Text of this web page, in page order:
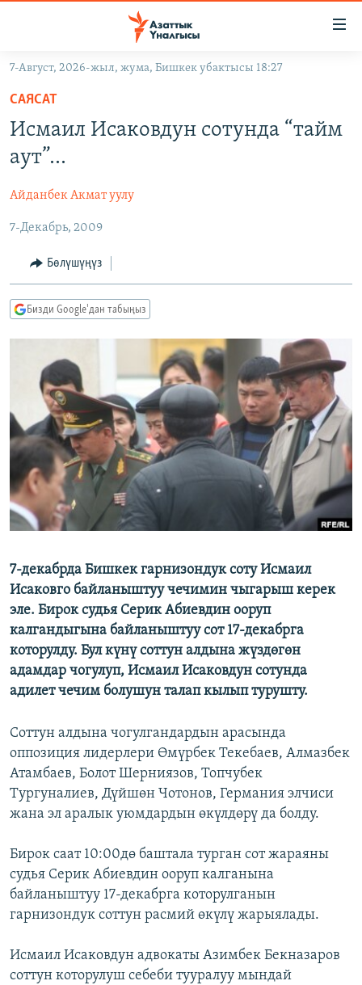
Навигацияга
өтүңүз
Издөөгө
салыңызКЫРГЫЗСТАН
ЭКОНОМИКА
МАДАНИЯТ
ДҮЙНӨ
БОРБОР АЗИЯ
УКРАИНА
АТАЙЫН ИЛИКТӨӨ
ТВ ПРОГРАММАЛАР
БҮГҮН АЗАТТЫКТА
БИЗ ЖАНА ДҮЙНӨ
ЭЖЕ-СИҢДИЛЕР
АЗАТТЫК+
ЫҢГАЙСЫЗ СУРООЛОР
ПОДКАСТ
ӨЗГӨЧӨ ПИКИР
ОНЛАЙН ШЕРИНЕ
ЭЕ/АРнун бардык сайттары
7-Август, 2026-жыл, жума, Бишкек убактысы 18:27
САЯСАТ
Исмаил Исаковдун сотунда “тайм
аут”...
Айданбек Акмат уулу
7-Декабрь, 2009
Бөлүшүңүз
Бизди Google'дан табыңыз
7-декабрда Бишкек гарнизондук соту Исмаил
Исаковго байланыштуу чечимин чыгарыш керек
эле. Бирок судья Серик Абиевдин ооруп
калгандыгына байланыштуу сот 17-декабрга
которулду. Бул күнү соттун алдына жүздөгөн
адамдар чогулуп, Исмаил Исаковдун сотунда
адилет чечим болушун талап кылып турушту.
Соттун алдына чогулгандардын арасында
оппозиция лидерлери Өмүрбек Текебаев, Алмазбек
Атамбаев, Болот Шерниязов, Топчубек
Тургуналиев, Дүйшөн Чотонов, Германия элчиси
жана эл аралык уюмдардын өкүлдөрү да болду.
Бирок саат 10:00дө баштала турган сот жараяны
судья Серик Абиевдин ооруп калганына
байланыштуу 17-декабрга которулганын
гарнизондук соттун расмий өкүлү жарыялады.
Исмаил Исаковдун адвокаты Азимбек Бекназаров
соттун которулуш себеби тууралуу мындай